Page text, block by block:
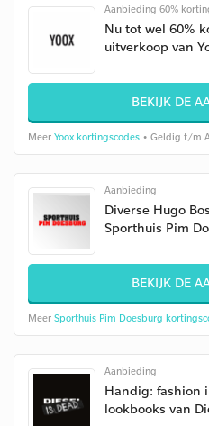
Aanbieding 60%
Nu tot wel 60%
uitverkoop van
BEKIJK DE
Meer Yoox kortingscodes • Geldig t/m
Aanbieding
Diverse Hugo
Sporthuis Pim
BEKIJK DE
Meer Sporthuis Pim Doesburg
Aanbieding
Handig: fashion
lookbooks van